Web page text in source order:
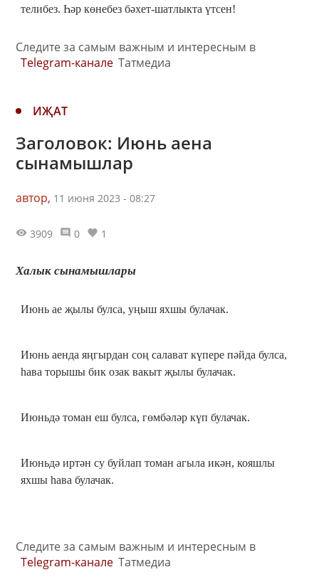
телибез. Һәр көнебез бәхет-шатлыкта үтсен!
Следите за самым важным и интересным в
Telegram-канале Татмедиа
ИҖАТ
Заголовок: Июнь аена
сынамышлар
автор, 11 июня 2023 - 08:27
3909 0 1
Халык сынамышлары
Июнь ае җылы булса, уңыш яхшы булачак.
Июнь аенда яңгырдан соң салават күпере пәйда булса,
һава торышы бик озак вакыт җылы булачак.
Июньдә томан еш булса, гөмбәләр күп булачак.
Июньдә иртән су буйлап томан агыла икән, кояшлы
яхшы һава булачак.
Следите за самым важным и интересным в
Telegram-канале Татмедиа